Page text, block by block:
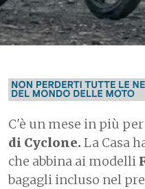
C'è un mese in più
di Cyclone. La Casa
che abbina ai modelli
bagagli incluso nel